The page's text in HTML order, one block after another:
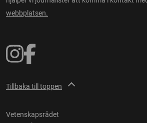
webbplatsen.
Tillbaka till toppen
Vetenskapsrådet